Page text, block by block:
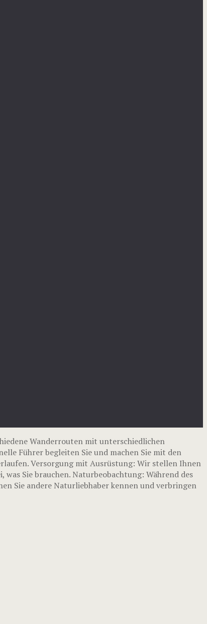
Wanderrouten mit unterschiedlichen
Führer begleiten Sie und machen Sie mit den
Versorgung mit Ausrüstung: Wir stellen Ihnen
Sie brauchen. Naturbeobachtung: Während des
Sie andere Naturliebhaber kennen und verbringen